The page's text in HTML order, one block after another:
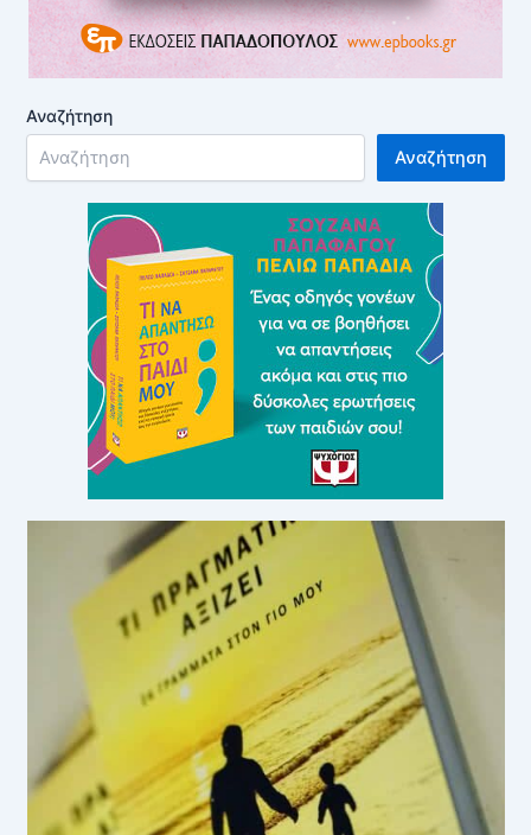
Αναζήτηση
Αναζήτηση